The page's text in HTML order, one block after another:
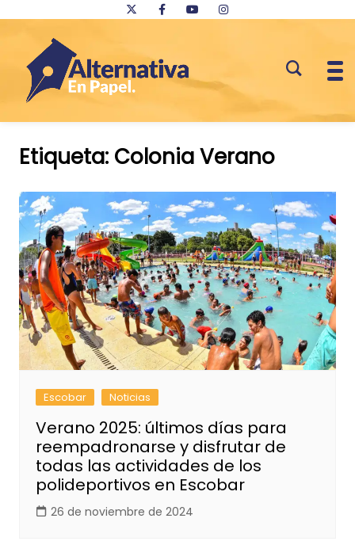
contenido
Etiqueta: Colonia Verano
Escobar Noticias
Verano 2025: últimos días para
reempadronarse y disfrutar de
todas las actividades de los
polideportivos en Escobar
26 de noviembre de 2024